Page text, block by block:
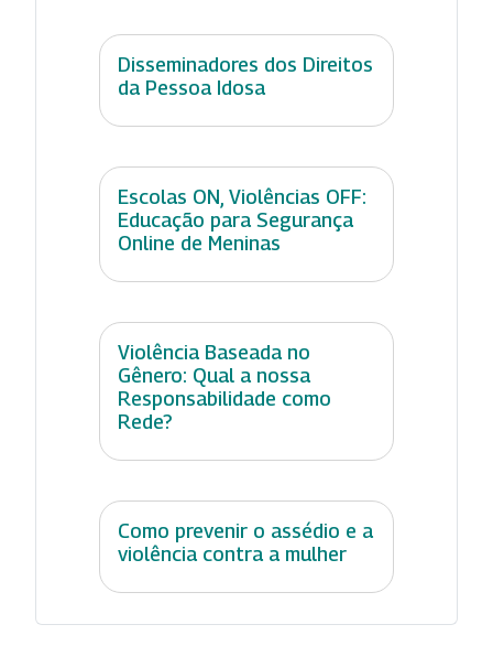
Disseminadores dos Direitos
da Pessoa Idosa
Escolas ON, Violências OFF:
Educação para Segurança
Online de Meninas
Violência Baseada no
Gênero: Qual a nossa
Responsabilidade como
Rede?
Como prevenir o assédio e a
violência contra a mulher